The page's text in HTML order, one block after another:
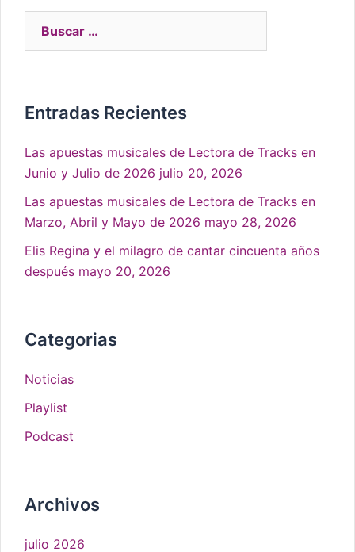
Entradas Recientes
Las apuestas musicales de Lectora de Tracks en
Junio y Julio de 2026 julio 20, 2026
Las apuestas musicales de Lectora de Tracks en
Marzo, Abril y Mayo de 2026 mayo 28, 2026
Elis Regina y el milagro de cantar cincuenta años
después mayo 20, 2026
Categorias
Noticias
Playlist
Podcast
Archivos
julio 2026